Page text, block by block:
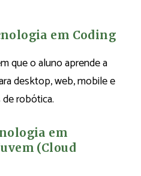
em Coding
que o aluno aprende a
desktop, web, mobile e
robótica.
em
(Cloud